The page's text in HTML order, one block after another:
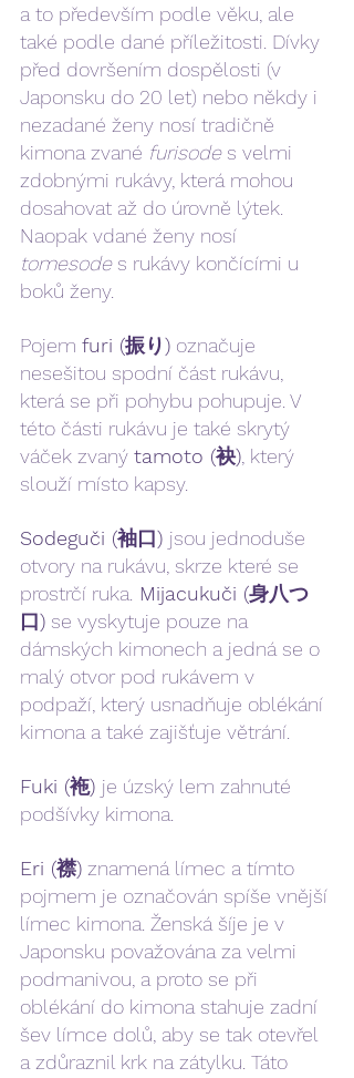
a to především podle věku, ale
také podle dané příležitosti. Dívky
před dovršením dospělosti (v
Japonsku do 20 let) nebo někdy i
nezadané ženy nosí tradičně
kimona zvané furisode s velmi
zdobnými rukávy, která mohou
dosahovat až do úrovně lýtek.
Naopak vdané ženy nosí
tomesode s rukávy končícími u
boků ženy.
Pojem furi (振り) označuje
nesešitou spodní část rukávu,
která se při pohybu pohupuje. V
této části rukávu je také skrytý
váček zvaný tamoto (袂) , který
slouží místo kapsy.
Sodeguči (袖口) jsou jednoduše
otvory na rukávu, skrze které se
prostrčí ruka. Mijacukuči (身八つ
口) se vyskytuje pouze na
dámských kimonech a jedná se o
malý otvor pod rukávem v
podpaží, který usnadňuje oblékání
kimona a také zajišťuje větrání.
Fuki (袘) je úzský lem zahnuté
podšívky kimona.
Eri (襟) znamená límec a tímto
pojmem je označován spíše vnější
límec kimona. Ženská šíje je v
Japonsku považována za velmi
podmanivou, a proto se při
oblékání do kimona stahuje zadní
šev límce dolů, aby se tak otevřel
a zdůraznil krk na zátylku. Táto